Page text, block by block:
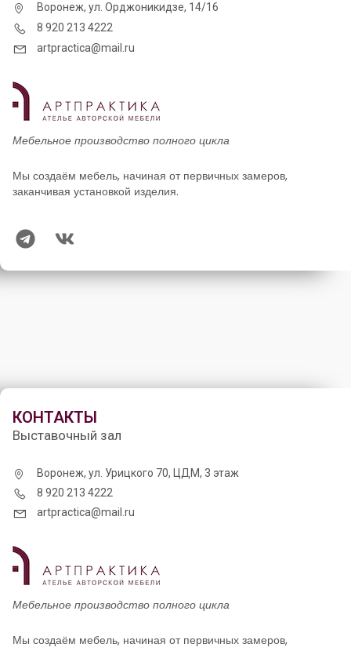
Воронеж, ул. Орджоникидзе, 14/16
8 920 213 4222
artpractica@mail.ru
Мебельное производство полного цикла
Мы создаём мебель, начиная от первичных замеров,
заканчивая установкой изделия.
КОНТАКТЫ
Выставочный зал
Воронеж, ул. Урицкого 70, ЦДМ, 3 этаж
8 920 213 4222
artpractica@mail.ru
Мебельное производство полного цикла
Мы создаём мебель, начиная от первичных замеров,